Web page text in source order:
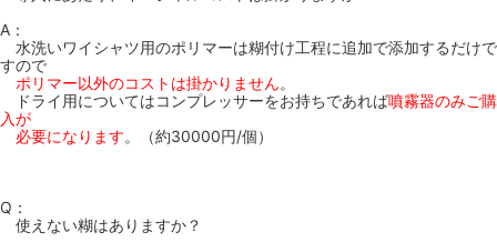
A：
水洗いワイシャツ用のポリマーは糊付け工程に追加で添加するだけで
すので
ポリマー以外のコストは掛かりません。
ドライ用についてはコンプレッサーをお持ちであれば噴霧器のみご購
入が
必要になります。（約30000円/個）
Q：
使えない糊はありますか？